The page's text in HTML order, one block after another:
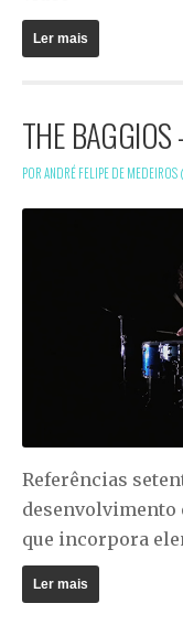
Ler mais
THE
POR ANDRÉ FELIPE DE MEDEIROS
Referências
desenvolvimento
que incorpora
Ler mais